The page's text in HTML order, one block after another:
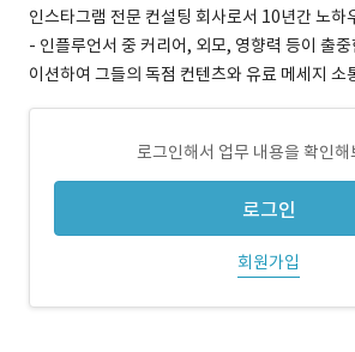
인스타그램 전문 컨설팅 회사로서 10년간 노하
- 인플루언서 중 커리어, 외모, 영향력 등이 출
이션하여 그들의 독점 컨텐츠와 유료 메세지 소
로그인해서 업무 내용을 확인해
로그인
회원가입